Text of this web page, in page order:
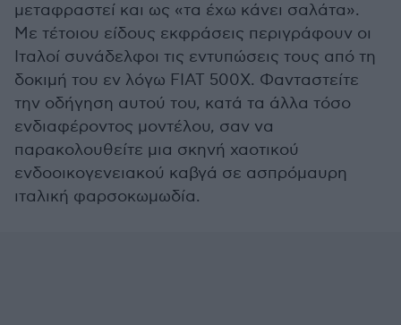
μεταφραστεί και ως «τα έχω κάνει σαλάτα».
Με τέτοιου είδους εκφράσεις περιγράφουν οι
Ιταλοί συνάδελφοι τις εντυπώσεις τους από τη
δοκιμή του εν λόγω FΙΑΤ 500X. Φανταστείτε
την οδήγηση αυτού του, κατά τα άλλα τόσο
ενδιαφέροντος μοντέλου, σαν να
παρακολουθείτε μια σκηνή χαοτικού
ενδοοικογενειακού καβγά σε ασπρόμαυρη
ιταλική φαρσοκωμωδία.